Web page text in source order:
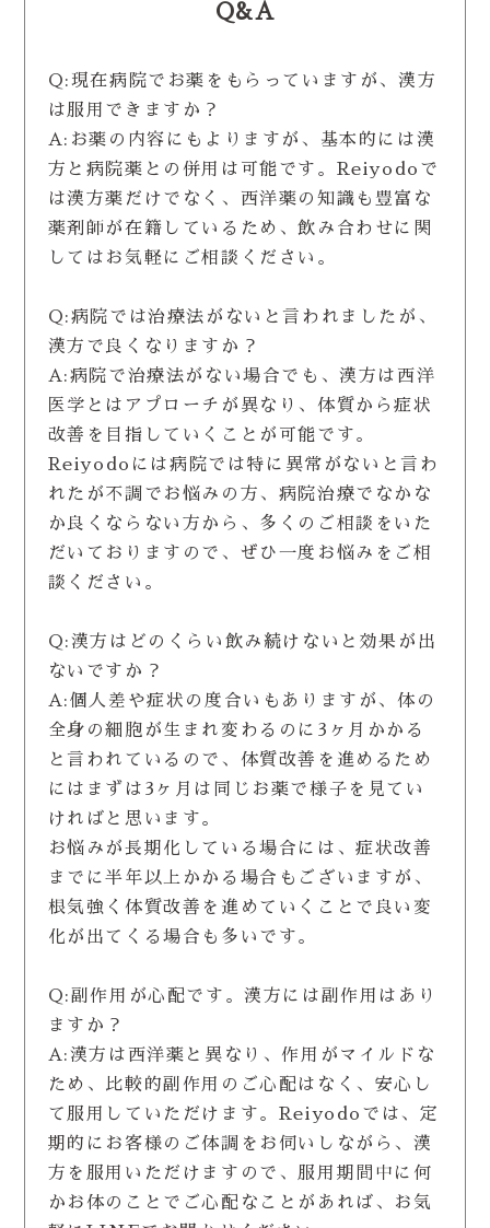
Q&A
Q:現在病院でお薬をもらっていますが、漢方
は服用できますか？
A:お薬の内容にもよりますが、基本的には漢
方と病院薬との併用は可能です。Reiyodoで
は漢方薬だけでなく、西洋薬の知識も豊富な
薬剤師が在籍しているため、飲み合わせに関
してはお気軽にご相談ください。
Q:病院では治療法がないと言われましたが、
漢方で良くなりますか？
A:病院で治療法がない場合でも、漢方は西洋
医学とはアプローチが異なり、体質から症状
改善を目指していくことが可能です。
Reiyodoには病院では特に異常がないと言わ
れたが不調でお悩みの方、病院治療でなかな
か良くならない方から、多くのご相談をいた
だいておりますので、ぜひ一度お悩みをご相
談ください。
Q:漢方はどのくらい飲み続けないと効果が出
ないですか？
A:個人差や症状の度合いもありますが、体の
全身の細胞が生まれ変わるのに3ヶ月かかる
と言われているので、体質改善を進めるため
にはまずは3ヶ月は同じお薬で様子を見てい
ければと思います。
お悩みが長期化している場合には、症状改善
までに半年以上かかる場合もございますが、
根気強く体質改善を進めていくことで良い変
化が出てくる場合も多いです。
Q:副作用が心配です。漢方には副作用はあり
ますか？
A:漢方は西洋薬と異なり、作用がマイルドな
ため、比較的副作用のご心配はなく、安心し
て服用していただけます。Reiyodoでは、定
期的にお客様のご体調をお伺いしながら、漢
方を服用いただけますので、服用期間中に何
かお体のことでご心配なことがあれば、お気